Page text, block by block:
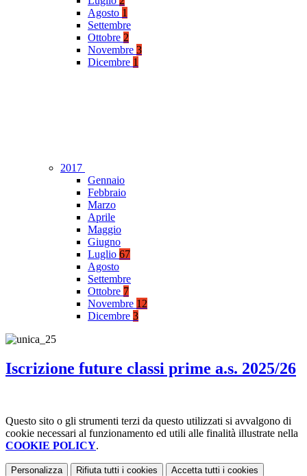
Agosto 1
Settembre
Ottobre 2
Novembre 3
Dicembre 1
2017
Gennaio
Febbraio
Marzo
Aprile
Maggio
Giugno
Luglio 67
Agosto
Settembre
Ottobre 7
Novembre 12
Dicembre 3
Iscrizione future classi prime a.s. 2025/26
Questo sito o gli strumenti terzi da questo utilizzati si avvalgono di
cookie necessari al funzionamento ed utili alle finalità illustrate nella
COOKIE POLICY.
Personalizza Rifiuta tutti i cookies Accetta tutti i cookies